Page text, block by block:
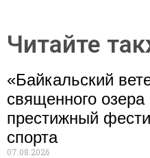
Читайте
«Байкальский
священного озера
престижный
спорта
07.08.2026